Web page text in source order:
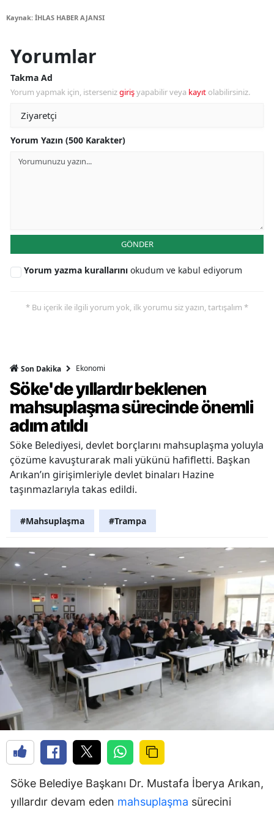
Kaynak: İHLAS HABER AJANSI
Yorumlar
Takma Ad
Yorum yapmak için, istersenizgirişyapabilir veya kayıt olabilirsiniz.
Yorum Yazın (500 Karakter)
GÖNDER
Yorum yazma kurallarını okudum ve kabul ediyorum
* Bu içerik ile ilgili yorum yok, ilk yorumu siz yazın, tartışalım *
Son Dakika Ekonomi
Söke'de yıllardır beklenen
mahsuplaşma sürecinde önemli
adım atıldı
Söke Belediyesi, devlet borçlarını mahsuplaşma yoluyla
çözüme kavuşturarak mali yükünü hafifletti. Başkan
Arıkan’ın girişimleriyle devlet binaları Hazine
taşınmazlarıyla takas edildi.
#Mahsuplaşma #Trampa
Söke Belediye Başkanı Dr. Mustafa İberya Arıkan,
yıllardır devam eden mahsuplaşma sürecini